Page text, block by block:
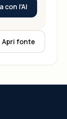
con l'AI
Apri fonte